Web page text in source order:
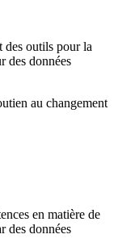
des outils pour la
des données
au changement
en matière de
des données